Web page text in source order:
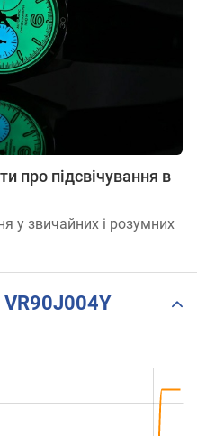
про підсвічування в
у звичайних і розумних
VR90J004Y